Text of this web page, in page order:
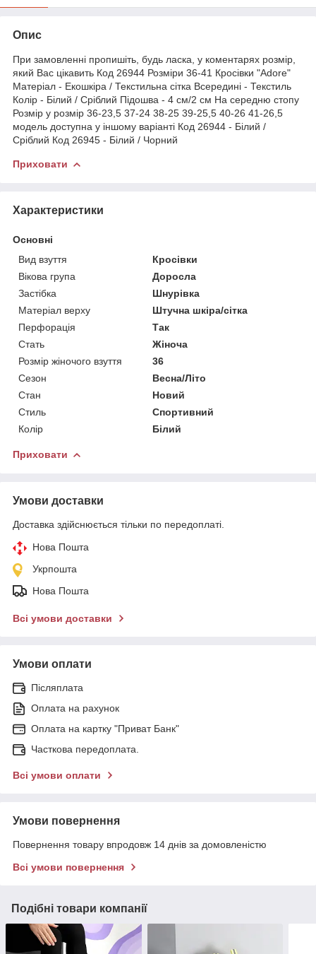
Опис
При замовленні пропишіть, будь ласка, у коментарях розмір,
який Вас цікавить Код 26944 Розміри 36-41 Кросівки "Adore"
Матеріал - Екошкіра / Текстильна сітка Всередині - Текстиль
Колір - Білий / Сріблий Підошва - 4 см/2 см На середню стопу
Розмір у розмір 36-23,5 37-24 38-25 39-25,5 40-26 41-26,5
модель доступна у іншому варіанті Код 26944 - Білий /
Сріблий Код 26945 - Білий / Чорний
Приховати
Характеристики
Основні
Вид взуття
Кросівки
Вікова група
Доросла
Застібка
Шнурівка
Матеріал верху
Штучна шкіра/сітка
Перфорація
Так
Стать
Жіноча
Розмір жіночого взуття
36
Сезон
Весна/Літо
Стан
Новий
Стиль
Спортивний
Колір
Білий
Приховати
Умови доставки
Доставка здійснюється тільки по передоплаті.
Нова Пошта
Укрпошта
Нова Пошта
Всі умови доставки
Умови оплати
Післяплата
Оплата на рахунок
Оплата на картку "Приват Банк"
Часткова передоплата.
Всі умови оплати
Умови повернення
Повернення товару впродовж 14 днів за домовленістю
Всі умови повернення
Подібні товари компанії